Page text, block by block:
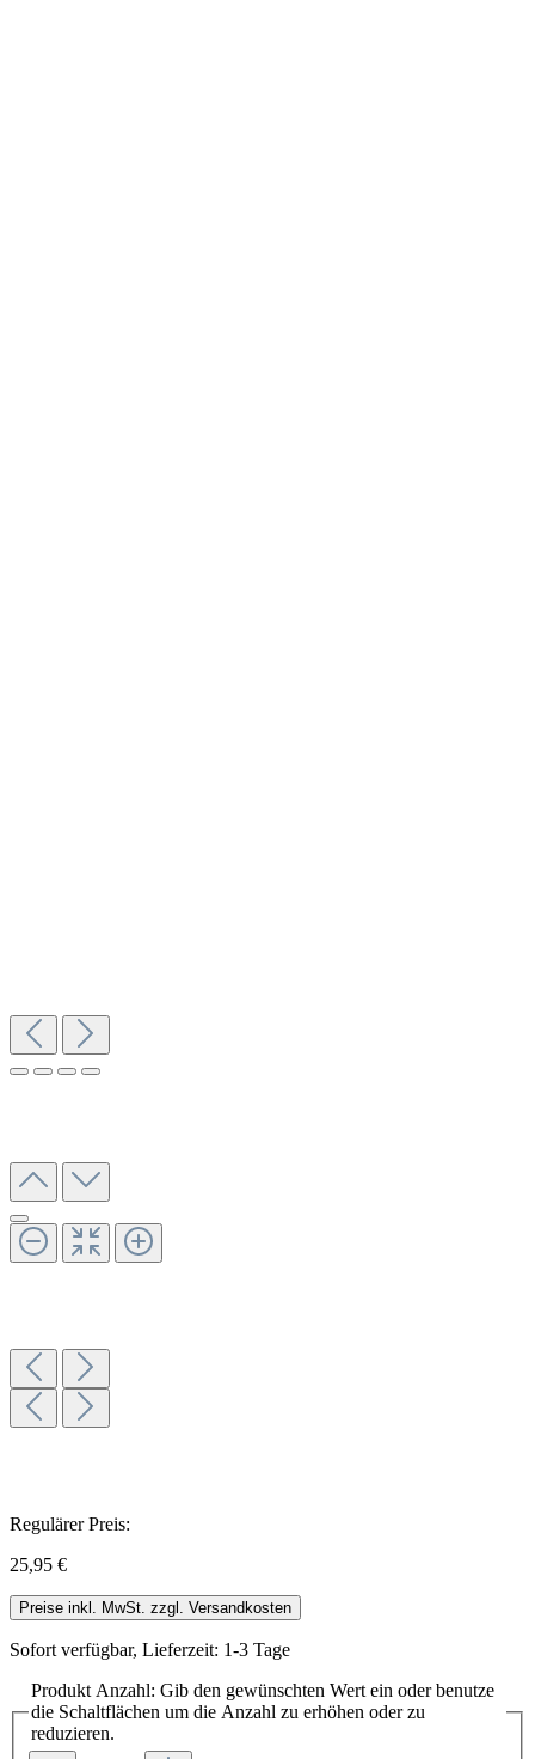
Regulärer Preis:
25,95 €
Preise inkl. MwSt. zzgl. Versandkosten
Sofort verfügbar, Lieferzeit: 1-3 Tage
Produkt Anzahl: Gib den gewünschten Wert ein oder benutze
die Schaltflächen um die Anzahl zu erhöhen oder zu
reduzieren.